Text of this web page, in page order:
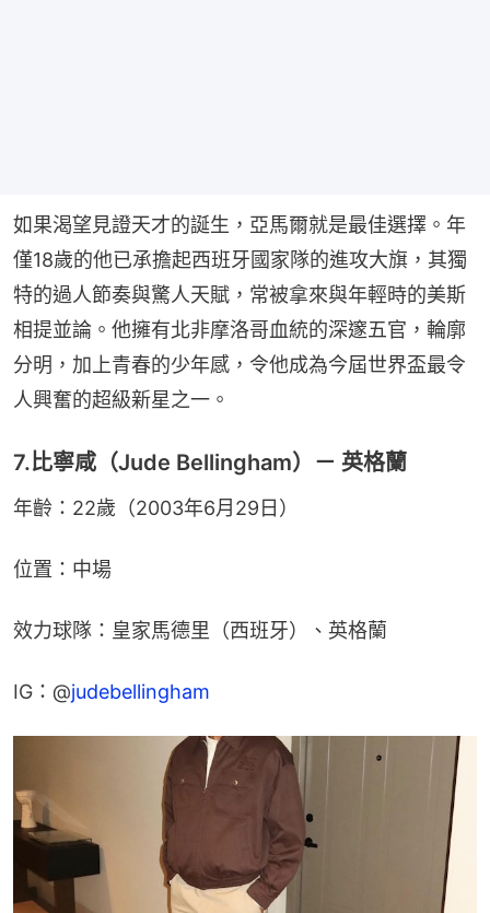
如果渴望見證天才的誕生，亞馬爾就是最佳選擇。年
僅18歲的他已承擔起西班牙國家隊的進攻大旗，其獨
特的過人節奏與驚人天賦，常被拿來與年輕時的美斯
相提並論。他擁有北非摩洛哥血統的深邃五官，輪廓
分明，加上青春的少年感，令他成為今屆世界盃最令
人興奮的超級新星之一。
7.比寧咸（Jude Bellingham）－ 英格蘭
年齡：22歲（2003年6月29日）
位置：中場
效力球隊：皇家馬德里（西班牙）、英格蘭
IG：@judebellingham